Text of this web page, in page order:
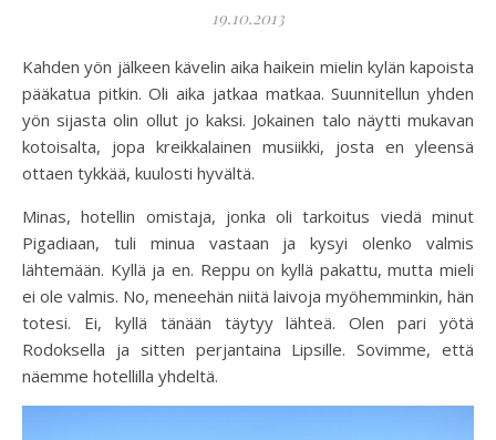
19.10.2013
Kahden yön jälkeen kävelin aika haikein mielin kylän kapoista
pääkatua pitkin. Oli aika jatkaa matkaa. Suunnitellun yhden
yön sijasta olin ollut jo kaksi. Jokainen talo näytti mukavan
kotoisalta, jopa kreikkalainen musiikki, josta en yleensä
ottaen tykkää, kuulosti hyvältä.
Minas, hotellin omistaja, jonka oli tarkoitus viedä minut
Pigadiaan, tuli minua vastaan ja kysyi olenko valmis
lähtemään. Kyllä ja en. Reppu on kyllä pakattu, mutta mieli
ei ole valmis. No, meneehän niitä laivoja myöhemminkin, hän
totesi. Ei, kyllä tänään täytyy lähteä. Olen pari yötä
Rodoksella ja sitten perjantaina Lipsille. Sovimme, että
näemme hotellilla yhdeltä.